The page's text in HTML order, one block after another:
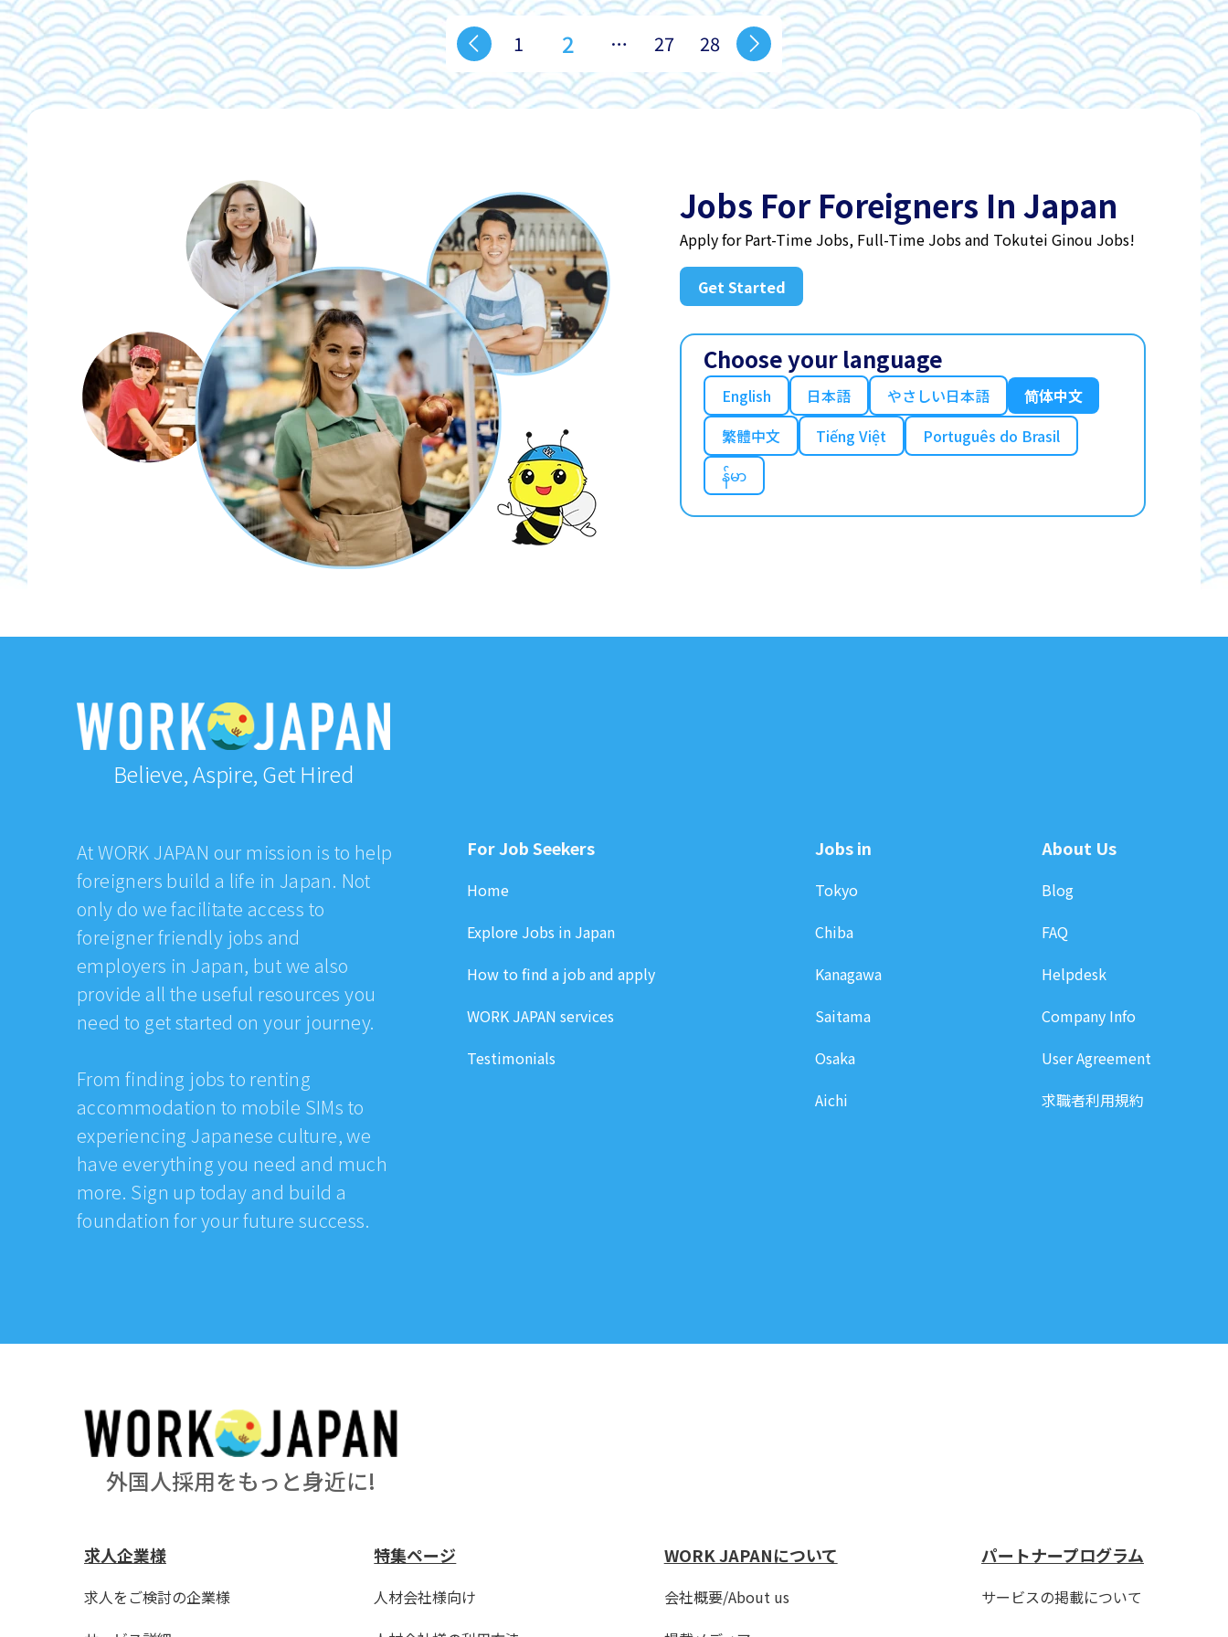
1 2 … 27 28
Jobs For Foreigners In Japan
Apply for Part-Time Jobs, Full-Time Jobs and Tokutei Ginou Jobs!
Get Started
Choose your language
English 日本語 やさしい日本語
简体中文
繁體中文
Tiếng Việt
Português do Brasil
န်မာ
Believe, Aspire, Get Hired
At WORK JAPAN our mission is to help
foreigners build a life in Japan. Not
only do we facilitate access to
foreigner friendly jobs and
employers in Japan, but we also
provide all the useful resources you
need to get started on your journey.
From finding jobs to renting
accommodation to mobile SIMs to
experiencing Japanese culture, we
have everything you need and much
more. Sign up today and build a
foundation for your future success.
For Job Seekers
Home
Explore Jobs in Japan
How to find a job and apply
WORK JAPAN services
Testimonials
Jobs in
Tokyo
Chiba
Kanagawa
Saitama
Osaka
Aichi
About Us
Blog
FAQ
Helpdesk
Company Info
User Agreement
求職者利用規約
外国人採用をもっと身近に!
求人企業様
求人をご検討の企業様
特集ページ
人材会社様向け
WORK JAPANについて
会社概要/About us
パートナープログラム
サービスの掲載について